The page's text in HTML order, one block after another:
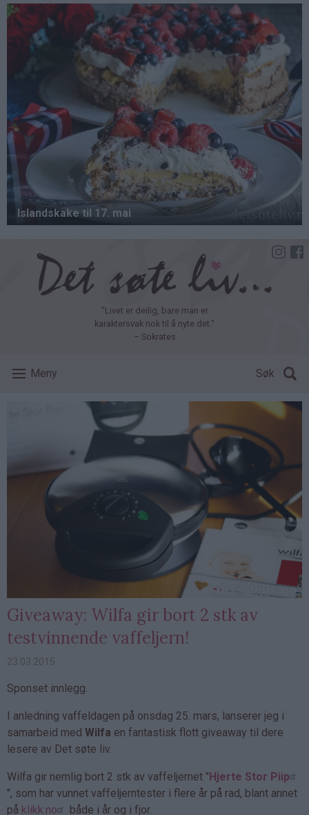
Hopp
hovedinnhold
"Livet er deilig, bare man er
karaktersvak nok til å nyte det."
– Sokrates
Meny Søk
Giveaway: Wilfa gir bort 2 stk av
testvinnende vaffeljern!
23.03.2015
Sponset innlegg.
I anledning vaffeldagen på onsdag 25. mars, lanserer jeg i
samarbeid med Wilfa en fantastisk flott giveaway til dere
lesere av Det søte liv.
Wilfa gir nemlig bort 2 stk av vaffeljernet "Hjerte Stor Piip
", som har vunnet vaffeljerntester i flere år på rad, blant annet
på klikk.no både i år og i fjor.